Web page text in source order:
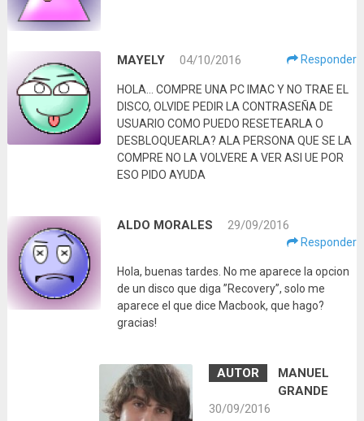
MAYELY 04/10/2016 Responder
HOLA… COMPRE UNA PC IMAC Y NO TRAE EL
DISCO, OLVIDE PEDIR LA CONTRASEÑA DE
USUARIO COMO PUEDO RESETEARLA O
DESBLOQUEARLA? ALA PERSONA QUE SE LA
COMPRE NO LA VOLVERE A VER ASI UE POR
ESO PIDO AYUDA
ALDO MORALES 29/09/2016
Responder
Hola, buenas tardes. No me aparece la opcion
de un disco que diga ”Recovery”, solo me
aparece el que dice Macbook, que hago?
gracias!
MANUEL
GRANDE
30/09/2016